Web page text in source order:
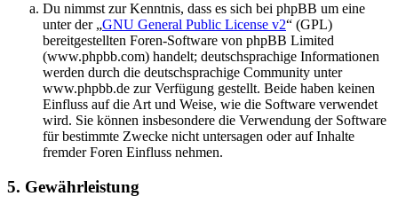
Du nimmst zur Kenntnis, dass es sich bei phpBB um eine
unter der „GNU General Public License v2“ (GPL)
bereitgestellten Foren-Software von phpBB Limited
(www.phpbb.com) handelt; deutschsprachige Informationen
werden durch die deutschsprachige Community unter
www.phpbb.de zur Verfügung gestellt. Beide haben keinen
Einfluss auf die Art und Weise, wie die Software verwendet
wird. Sie können insbesondere die Verwendung der Software
für bestimmte Zwecke nicht untersagen oder auf Inhalte
fremder Foren Einfluss nehmen.
5. Gewährleistung